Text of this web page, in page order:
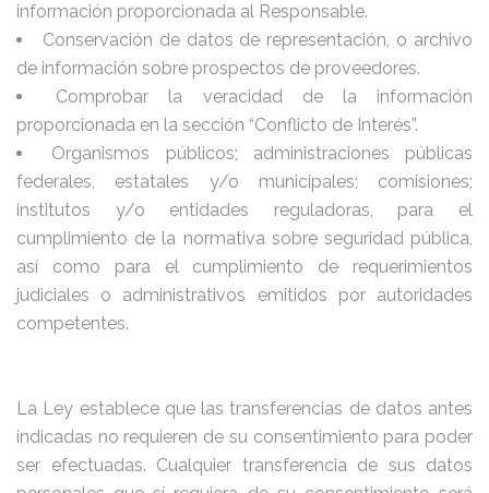
información proporcionada al Responsable.
Conservación de datos de representación, o archivo
de información sobre prospectos de proveedores.
Comprobar la veracidad de la información
proporcionada en la sección “Conflicto de Interés”.
Organismos públicos; administraciones públicas
federales, estatales y/o municipales; comisiones;
institutos y/o entidades reguladoras, para el
cumplimiento de la normativa sobre seguridad pública,
así como para el cumplimiento de requerimientos
judiciales o administrativos emitidos por autoridades
competentes.
La Ley establece que las transferencias de datos antes
indicadas no requieren de su consentimiento para poder
ser efectuadas. Cualquier transferencia de sus datos